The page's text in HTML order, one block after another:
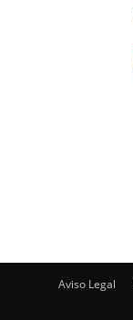
Aviso Legal